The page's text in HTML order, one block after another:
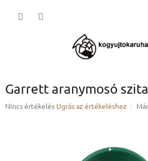
Garrett aranymosó szita
A
Nincs értékelés Ugrás az értékeléshez